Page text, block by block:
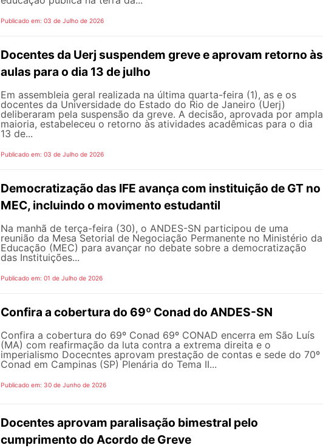
Publicado em: 03 de Julho de 2026
Docentes da Uerj suspendem greve e aprovam retorno às
aulas para o dia 13 de julho
Em assembleia geral realizada na última quarta-feira (1), as e os
docentes da Universidade do Estado do Rio de Janeiro (Uerj)
deliberaram pela suspensão da greve. A decisão, aprovada por ampla
maioria, estabeleceu o retorno às atividades acadêmicas para o dia
13 de...
Publicado em: 03 de Julho de 2026
Democratização das IFE avança com instituição de GT no
MEC, incluindo o movimento estudantil
Na manhã de terça-feira (30), o ANDES-SN participou de uma
reunião da Mesa Setorial de Negociação Permanente no Ministério da
Educação (MEC) para avançar no debate sobre a democratização
das Instituições...
Publicado em: 01 de Julho de 2026
Confira a cobertura do 69º Conad do ANDES-SN
Confira a cobertura do 69º Conad 69º CONAD encerra em São Luís
(MA) com reafirmação da luta contra a extrema direita e o
imperialismo Docecntes aprovam prestação de contas e sede do 70º
Conad em Campinas (SP) Plenária do Tema II...
Publicado em: 30 de Junho de 2026
Docentes aprovam paralisação bimestral pelo
cumprimento do Acordo de Greve